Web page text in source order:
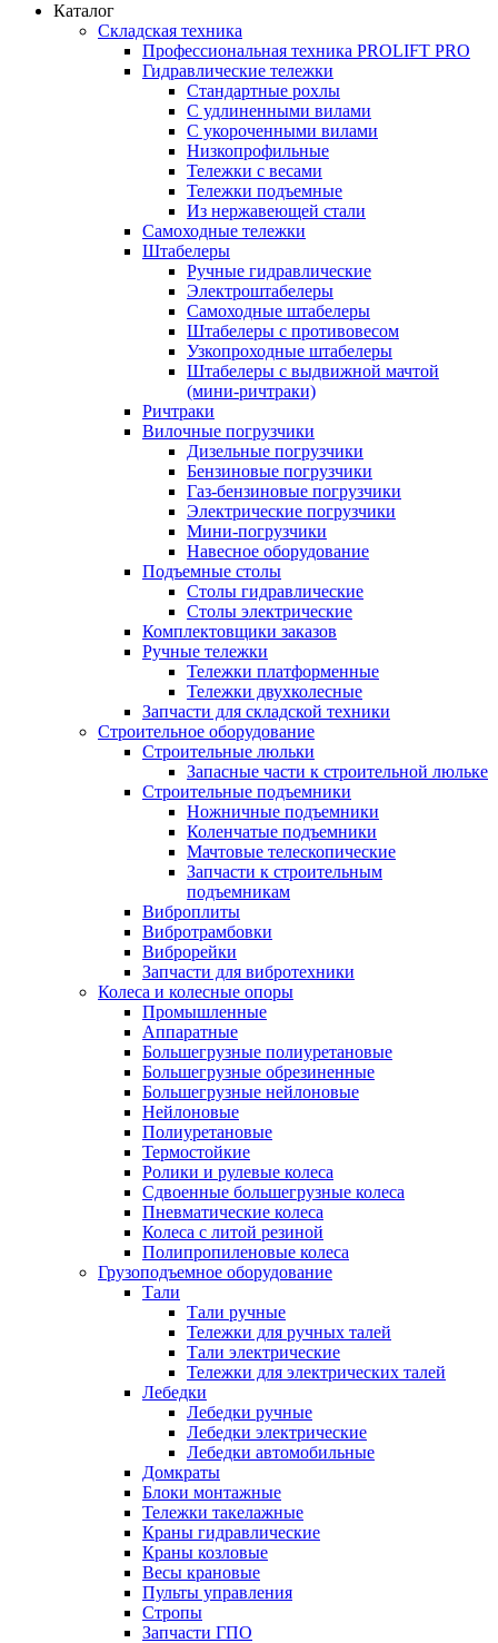
Каталог
Складская техника
Профессиональная техника PROLIFT PRO
Гидравлические тележки
Стандартные рохлы
С удлиненными вилами
С укороченными вилами
Низкопрофильные
Тележки с весами
Тележки подъемные
Из нержавеющей стали
Самоходные тележки
Штабелеры
Ручные гидравлические
Электроштабелеры
Самоходные штабелеры
Штабелеры с противовесом
Узкопроходные штабелеры
Штабелеры с выдвижной мачтой
(мини-ричтраки)
Ричтраки
Вилочные погрузчики
Дизельные погрузчики
Бензиновые погрузчики
Газ-бензиновые погрузчики
Электрические погрузчики
Мини-погрузчики
Навесное оборудование
Подъемные столы
Столы гидравлические
Столы электрические
Комплектовщики заказов
Ручные тележки
Тележки платформенные
Тележки двухколесные
Запчасти для складской техники
Строительное оборудование
Строительные люльки
Запасные части к строительной люльке
Строительные подъемники
Ножничные подъемники
Коленчатые подъемники
Мачтовые телескопические
Запчасти к строительным
подъемникам
Виброплиты
Вибротрамбовки
Виброрейки
Запчасти для вибротехники
Колеса и колесные опоры
Промышленные
Аппаратные
Большегрузные полиуретановые
Большегрузные обрезиненные
Большегрузные нейлоновые
Нейлоновые
Полиуретановые
Термостойкие
Ролики и рулевые колеса
Сдвоенные большегрузные колеса
Пневматические колеса
Колеса с литой резиной
Полипропиленовые колеса
Грузоподъемное оборудование
Тали
Тали ручные
Тележки для ручных талей
Тали электрические
Тележки для электрических талей
Лебедки
Лебедки ручные
Лебедки электрические
Лебедки автомобильные
Домкраты
Блоки монтажные
Тележки такелажные
Краны гидравлические
Краны козловые
Весы крановые
Пульты управления
Стропы
Запчасти ГПО